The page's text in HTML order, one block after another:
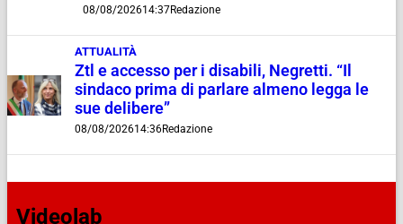
08/08/202614:37Redazione
ATTUALITÀ
Ztl e accesso per i disabili, Negretti. “Il
sindaco prima di parlare almeno legga le
sue delibere”
08/08/202614:36Redazione
Videolab